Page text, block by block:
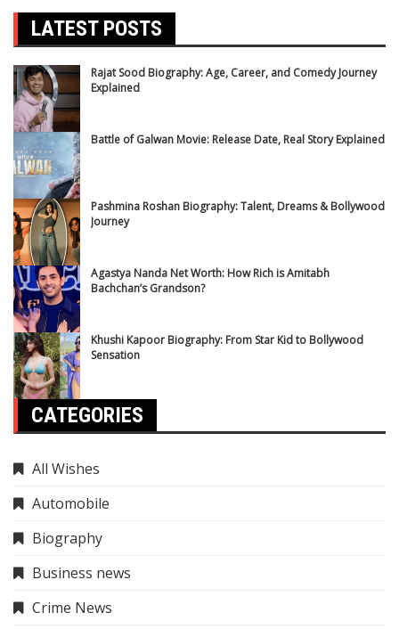
LATEST POSTS
Rajat Sood Biography: Age, Career, and Comedy Journey
Explained
Battle of Galwan Movie: Release Date, Real Story Explained
Pashmina Roshan Biography: Talent, Dreams & Bollywood
Journey
Agastya Nanda Net Worth: How Rich is Amitabh
Bachchan’s Grandson?
Khushi Kapoor Biography: From Star Kid to Bollywood
Sensation
CATEGORIES
All Wishes
Automobile
Biography
Business news
Crime News